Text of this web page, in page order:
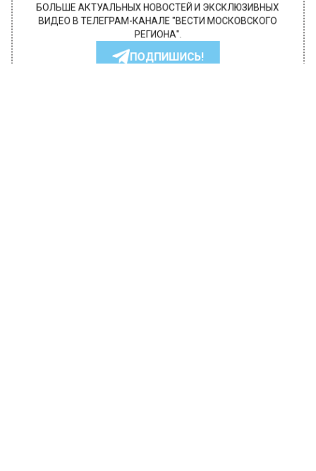
БОЛЬШЕ АКТУАЛЬНЫХ НОВОСТЕЙ И ЭКСКЛЮЗИВНЫХ
ВИДЕО В ТЕЛЕГРАМ-КАНАЛЕ "ВЕСТИ МОСКОВСКОГО